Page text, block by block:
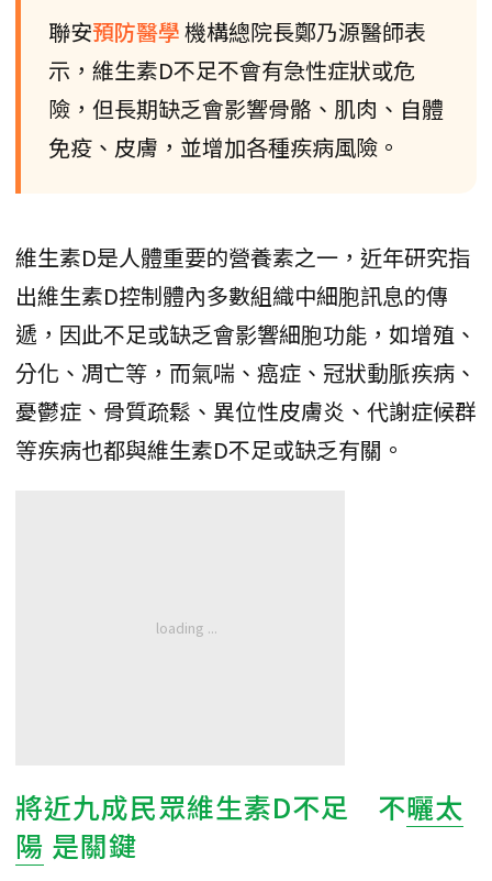
聯安預防醫學機構總院長鄭乃源醫師表
示，維生素D不足不會有急性症狀或危
險，但長期缺乏會影響骨骼、肌肉、自體
免疫、皮膚，並增加各種疾病風險。
維生素D是人體重要的營養素之一，近年研究指
出維生素D控制體內多數組織中細胞訊息的傳
遞，因此不足或缺乏會影響細胞功能，如增殖、
分化、凋亡等，而氣喘、癌症、冠狀動脈疾病、
憂鬱症、骨質疏鬆、異位性皮膚炎、代謝症候群
等疾病也都與維生素D不足或缺乏有關。
將近九成民眾維生素D不足 不曬太
陽 是關鍵